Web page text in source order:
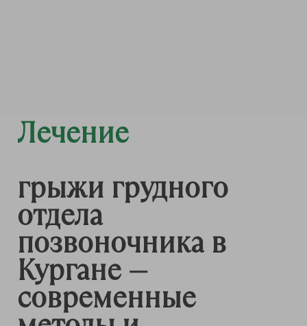
Лечение
грыжи грудного
отдела
позвоночника в
Кургане —
современные